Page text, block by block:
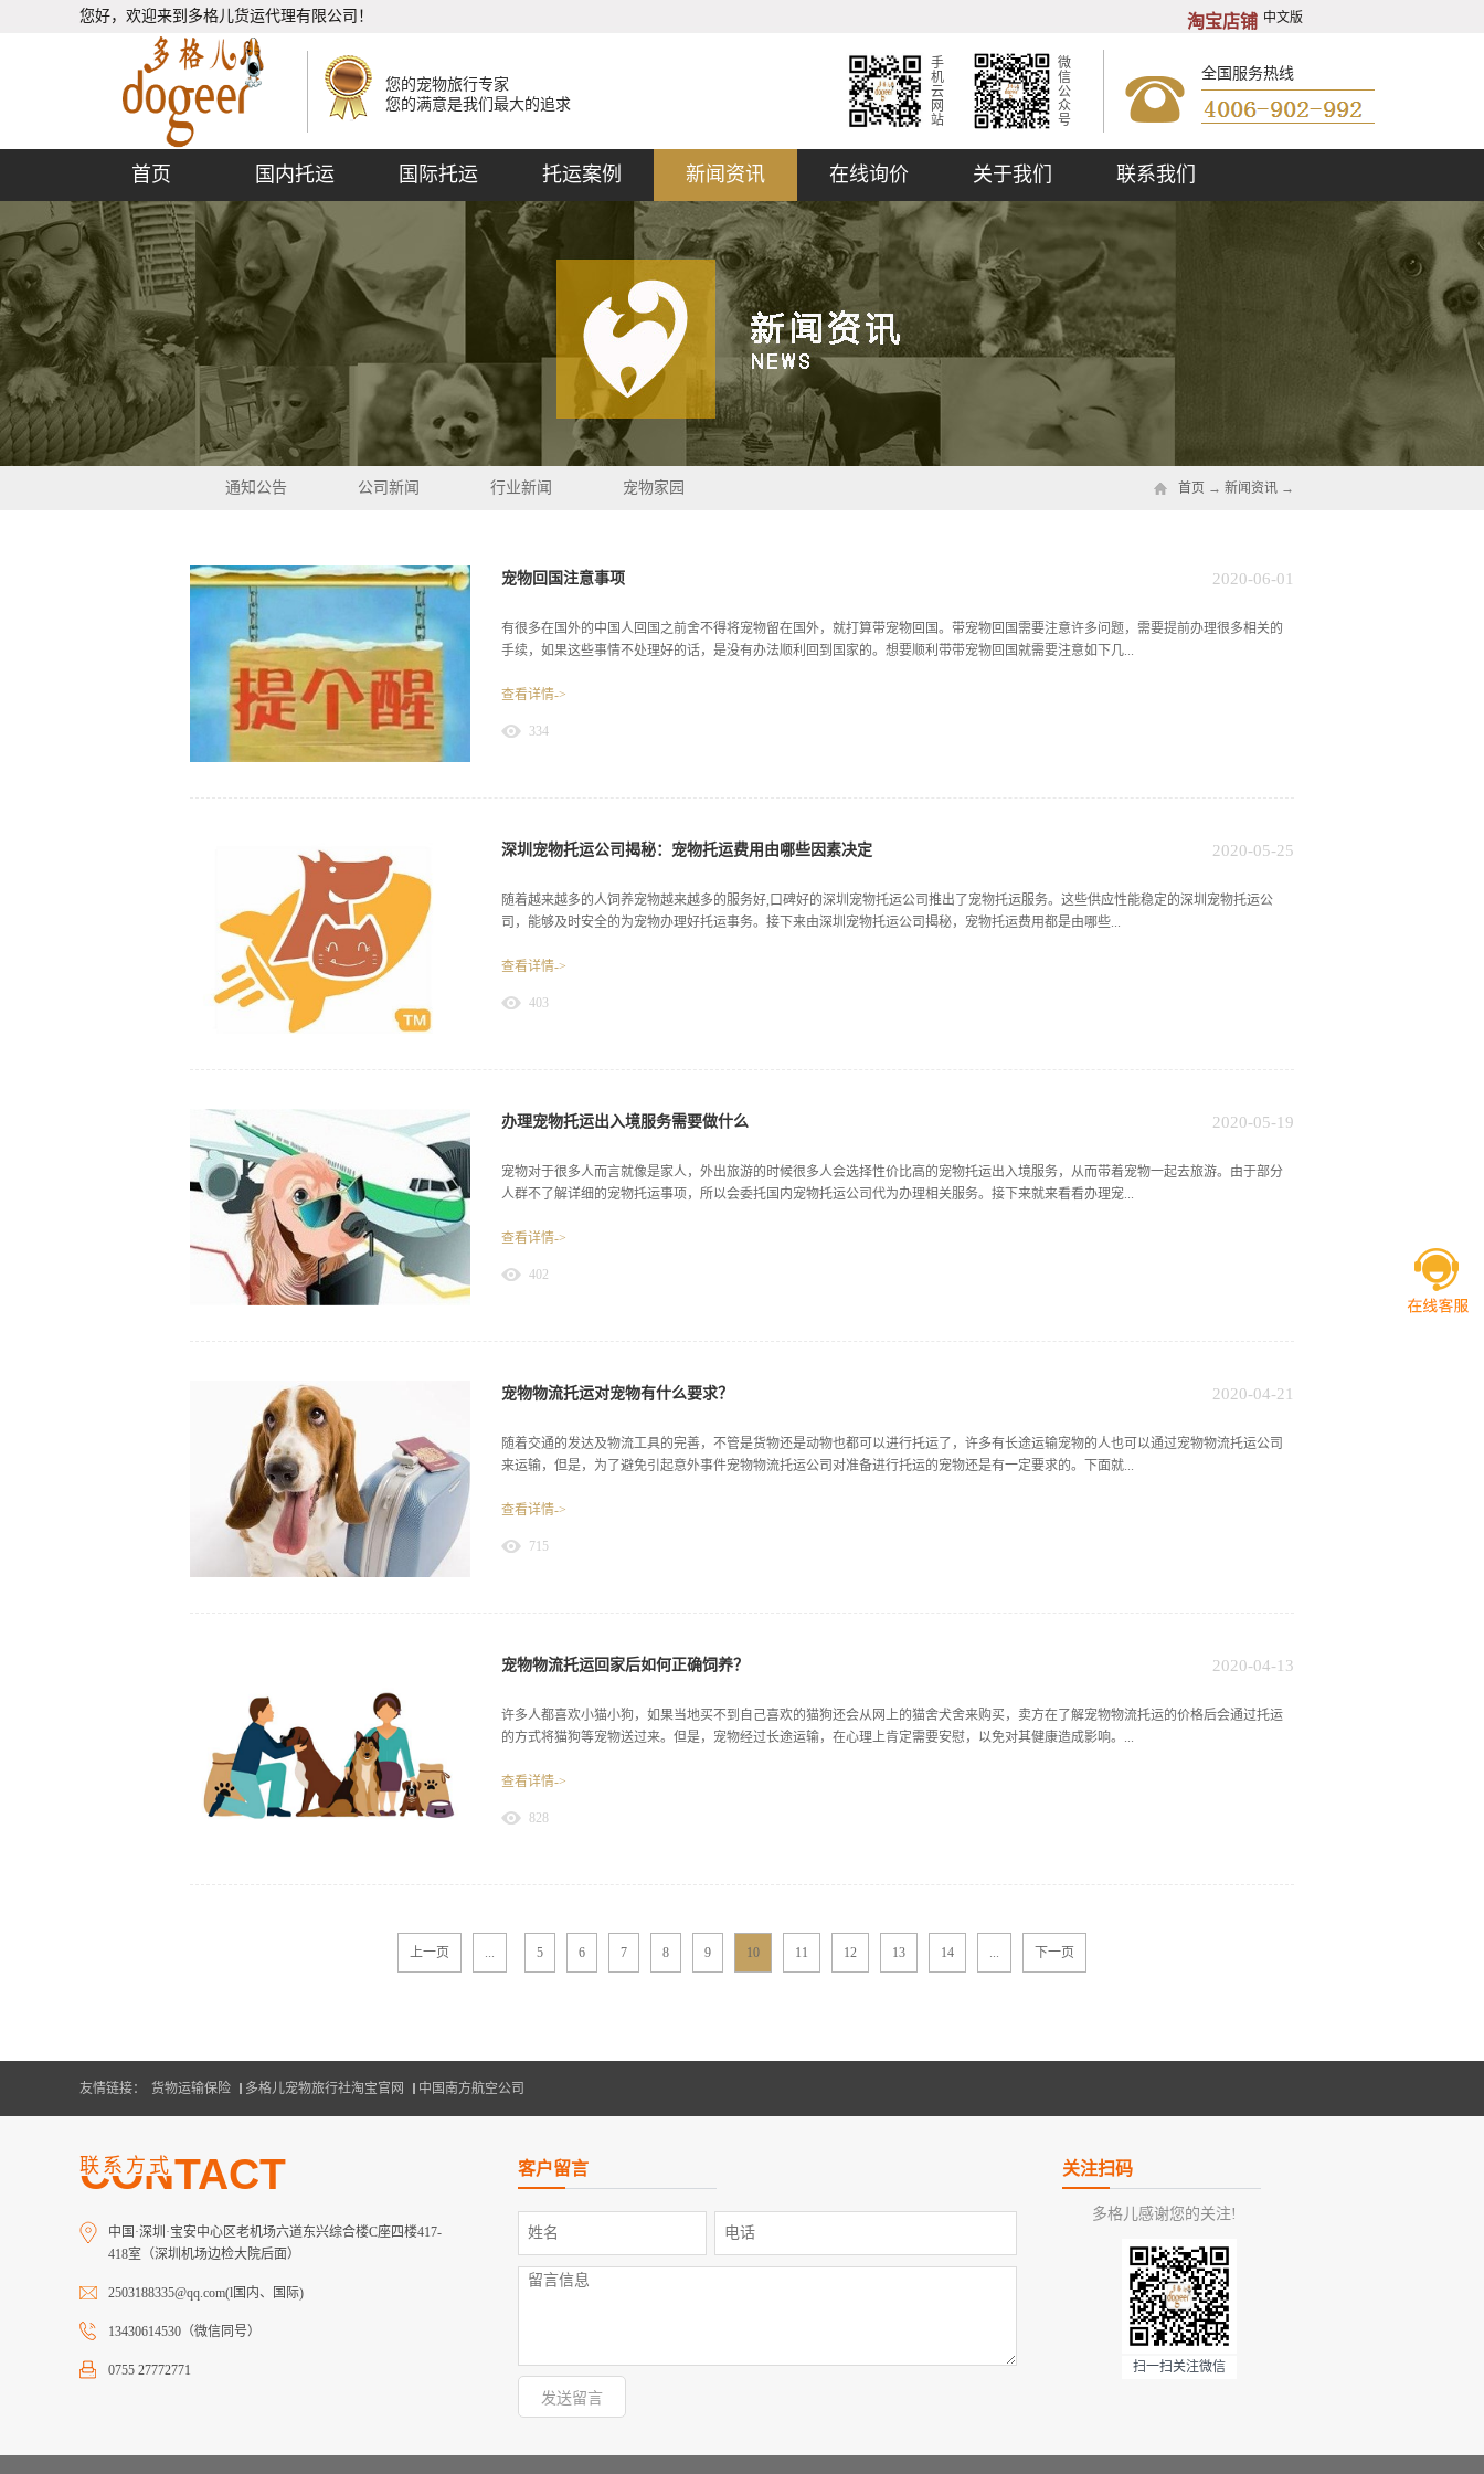
您好，欢迎来到多格儿货运代理有限公司！ 淘宝店铺 中文版
全国服务热线
手
机
云
网
站
微
信
公
众
号
您的宠物旅行专家
您的满意是我们最大的追求
首页 国内托运 国际托运 托运案例 新闻资讯 在线询价 关于我们 联系我们
通知公告 公司新闻 行业新闻 宠物家园 首页 → 新闻资讯 →
宠物回国注意事项
有很多在国外的中国人回国之前舍不得将宠物留在国外，就打算带宠物回国。带宠物回国需要注意许多问题，需要提前办理很多相关的
手续，如果这些事情不处理好的话，是没有办法顺利回到国家的。想要顺利带带宠物回国就需要注意如下几...
明是有时效性的，有效日期为十四天，别去太早，以免过期失效。同时，狂犬疫苗证明也是必不可少的，宠物需要在回国至少一个月之
境只允许带一只宠物通过。上面都是需要认真考虑的宠物回国的几大因素，每一个主人都不希望宠物在回国的过程中有任何的闪失。因
得到了很多人的重视，希望每一个爱宠物的朋友带宠...
2020-06-01
334
查看详情->
深圳宠物托运公司揭秘：宠物托运费用由哪些因素决定
随着越来越多的人饲养宠物越来越多的服务好,口碑好的深圳宠物托运公司‍推出了宠物托运服务。这些供应性能稳定的深圳宠物托运公
司，能够及时安全的为宠物办理好托运事务。接下来由深圳宠物托运公司揭秘，宠物托运费用都是由哪些...
如航空箱的购买上门接送宠物以及为宠物托运保价。如果客户提出明确要求需要深圳宠物托运公司提供额外的托运服务，则宠物托运费
深圳宠物托运公司指出通常来讲宠物托运费是随着体积数值的增大而增加，也就是说小猫和小狗之类的小型宠物收取托运费用较少而大
现了加急状况、宠物的体积大小超出或者小于标准...
2020-05-25
403
查看详情->
办理宠物托运出入境服务需要做什么
宠物对于很多人而言就像是家人，外出旅游的时候很多人会选择性价比高的宠物托运出入境服务，从而带着宠物一起去旅游。由于部分
人群不了解详细的宠物托运事项，所以会委托国内宠物托运公司代为办理相关服务。接下来就来看看办理宠...
境，而且所有办理了宠物托运出入境服务的宠物都会放置在这里。如果其中一只宠物没有免疫健康证明，则其余的宠物很可能有各种感
托运出入境服务，之后就可以凭这些证明来上飞机和过海关。三、带着宠物做适应性训练宠物托运出入境服务简单来讲就是将宠物安置
空箱问题，给宠物造成不好的印象，可以提前带着...
2020-05-19
402
查看详情->
宠物物流托运对宠物有什么要求？
随着交通的发达及物流工具的完善，不管是货物还是动物也都可以进行托运了，许多有长途运输宠物的人也可以通过宠物物流托运公司
来运输，但是，为了避免引起意外事件宠物物流托运公司对准备进行托运的宠物还是有一定要求的。下面就...
要的检查，主要是查看宠物的动物健康免疫证明，确保宠物没有寄生虫，此外还会查看一下宠物的精神状态，因生病而变得精神萎靡的
分不利，所以，宠物物流托运公司一般不会托运已经怀孕的宠物。通过上文的简单介绍大家可以了解到宠物物流托运公司虽然可以为大
以免因为宠物不符合相关的要求而被...
2020-04-21
715
查看详情->
宠物物流托运回家后如何正确饲养？
许多人都喜欢小猫小狗，如果当地买不到自己喜欢的猫狗还会从网上的猫舍犬舍来购买，卖方在了解宠物物流托运的价格后会通过托运
的方式将猫狗等宠物送过来。但是，宠物经过长途运输，在心理上肯定需要安慰，以免对其健康造成影响。...
但是经过长途跋涉的宠物在抵抗力上会比较弱，尤其是月龄较小的宠物，如果主人们想要为其做清洁那么不建议用水直接洗，避免宠物
的时候就带去注射疫苗，因为宠物来到新的环境会很不适应，有时候还会有应激反应，应该等宠物适应环境后再去打疫苗。宠物物流托
运公司能够为大家提供方便快捷的宠物运输方式，所以，许多经营宠物的猫舍犬舍都会在了解宠物物流托运的口碑后为顾客运输宠物。
2020-04-13
828
查看详情->
上一页 ... 5 6 7 8 9 10 11 12 13 14 ... 下一页
友情链接： 货物运输保险 多格儿宠物旅行社淘宝官网 中国南方航空公司
CONTACT
联系方式
中国·深圳·宝安中心区老机场六道东兴综合楼C座四楼417-
418室（深圳机场边检大院后面）
2503188335@qq.com(l国内、国际)
13430614530（微信同号）
0755 27772771
客户留言 关注扫码
多格儿感谢您的关注!
扫一扫关注微信